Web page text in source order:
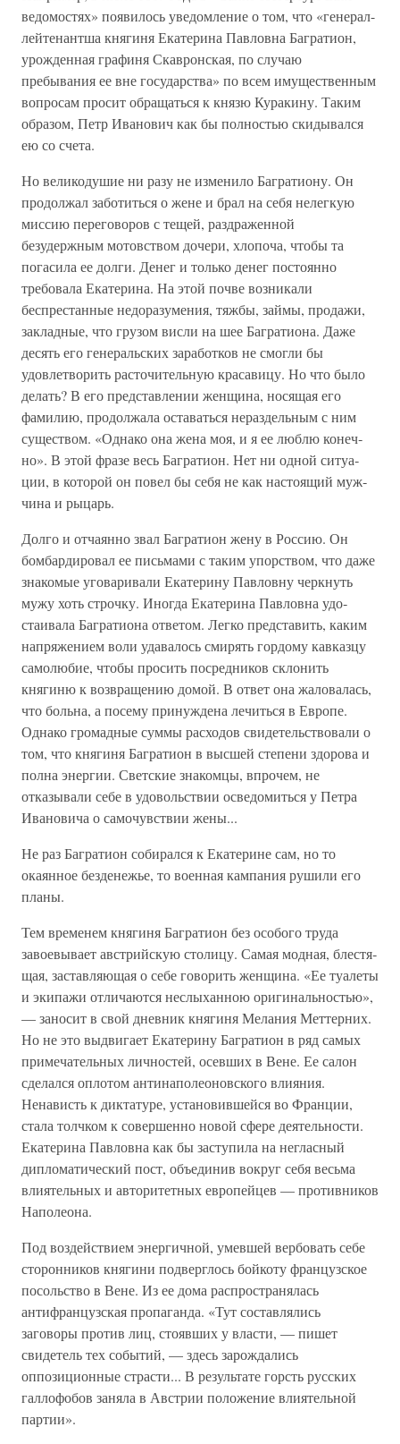
ведомостях» появилось уведомление о том, что «генерал-
лейтенантша княгиня Екатерина Павловна Багратион,
урож­денная графиня Скавронская, по случаю
пребывания ее вне государства» по всем имущественным
вопросам просит об­ращаться к князю Куракину. Таким
образом, Петр Ивано­вич как бы полностью скидывался
ею со счета.
Но великодушие ни разу не изменило Багратиону. Он
продолжал заботиться о жене и брал на себя нелегкую
миссию переговоров с тещей, раздраженной
безудержным мотовством дочери, хлопоча, чтобы та
погасила ее долги. Денег и только денег постоянно
требовала Екатерина. На этой почве возникали
беспрестанные недоразумения, тяж­бы, займы, продажи,
закладные, что грузом висли на шее Багратиона. Даже
десять его генеральских заработков не смогли бы
удовлетворить расточительную красавицу. Но что было
делать? В его представлении женщина, носящая его
фамилию, продолжала оставаться нераздельным с ним
существом. «Однако она жена моя, и я ее люблю конеч­
но». В этой фразе весь Багратион. Нет ни одной ситуа­
ции, в которой он повел бы себя не как настоящий муж­
чина и рыцарь.
Долго и отчаянно звал Багратион жену в Россию. Он
бомбардировал ее письмами с таким упорством, что даже
знакомые уговаривали Екатерину Павловну черкнуть
мужу хоть строчку. Иногда Екатерина Павловна удо­
стаивала Багратиона ответом. Легко представить, каким
напряжением воли удавалось смирять гордому кавказцу
самолюбие, чтобы просить посредников склонить
княгиню к возвращению домой. В ответ она жаловалась,
что больна, а посему принуждена лечиться в Европе.
Однако громадные суммы расходов свидетельствовали о
том, что княгиня Багратион в высшей степени здорова и
полна энергии. Светские знакомцы, впрочем, не
отказывали се­бе в удовольствии осведомиться у Петра
Ивановича о самочувствии жены...
Не раз Багратион собирался к Екатерине сам, но то
окаянное безденежье, то военная кампания рушили его
планы.
Тем временем княгиня Багратион без особого труда
завоевывает австрийскую столицу. Самая модная, блестя­
щая, заставляющая о себе говорить женщина. «Ее туалеты
и экипажи отличаются неслыханною оригинальностью»,
— заносит в свой дневник княгиня Мелания Меттерних.
Но не это выдвигает Екатерину Багратион в ряд самых
при­мечательных личностей, осевших в Вене. Ее салон
сделал­ся оплотом антинаполеоновского влияния.
Ненависть к диктатуре, установившейся во Франции,
стала толчком к совершенно новой сфере деятельности.
Екатерина Павлов­на как бы заступила на негласный
дипломатический пост, объединив вокруг себя весьма
влиятельных и авторитетных европейцев — противников
Наполеона.
Под воздействием энергичной, умевшей вербовать себе
сторонников княгини подверглось бойкоту французское
по­сольство в Вене. Из ее дома распространялась
антифран­цузская пропаганда. «Тут составлялись
заговоры против лиц, стоявших у власти, — пишет
свидетель тех собы­тий, — здесь зарождались
оппозиционные страсти... В ре­зультате горсть русских
галлофобов заняла в Австрии по­ложение влиятельной
партии».